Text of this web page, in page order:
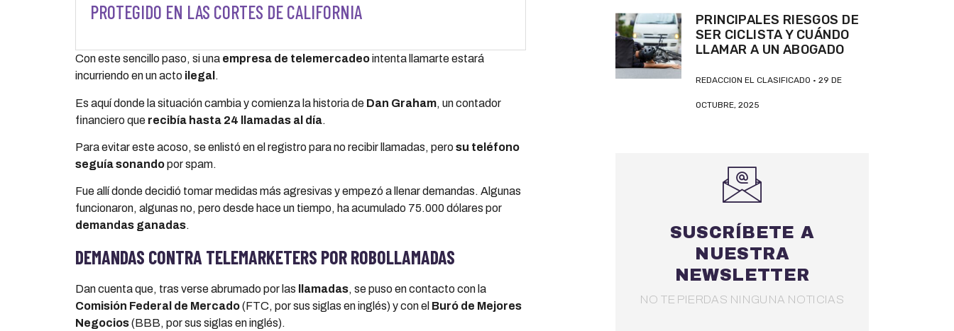
PROTEGIDO EN LAS CORTES DE CALIFORNIA
Con este sencillo paso, si una empresa de telemercadeointenta llamarte estará
incurriendo en un acto ilegal .
Es aquí donde la situación cambia y comienza la historia de Dan Graham, un contador
financiero que recibía hasta 24 llamadas al día.
Para evitar este acoso, se enlistó en el registro para no recibir llamadas, perosu teléfono
seguía sonandopor spam.
Fue allí donde decidió tomar medidas más agresivas y empezó a llenar demandas. Algunas
funcionaron, algunas no, pero desde hace un tiempo, ha acumulado 75.000 dólares por
demandas ganadas.
DEMANDAS CONTRA TELEMARKETERS POR ROBOLLAMADAS
Dan cuenta que, tras verse abrumado por las llamadas, se puso en contacto con la
Comisión Federal de Mercado(FTC, por sus siglas en inglés) y con el Buró de Mejores
Negocios(BBB, por sus siglas en inglés).
PRINCIPALES RIESGOS DE
SER CICLISTA Y CUÁNDO
LLAMAR A UN ABOGADO
REDACCION EL CLASIFICADO 29 DE
OCTUBRE, 2025
SUSCRÍBETE A
NUESTRA
NEWSLETTER
NO TE PIERDAS NINGUNA NOTICIAS